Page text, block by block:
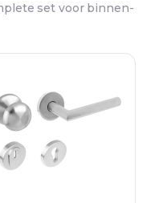
set voor binnen-